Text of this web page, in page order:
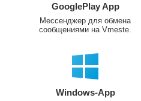
GooglePlay App
Мессенджер для обмена
сообщениями на Vmeste.
Windows-App